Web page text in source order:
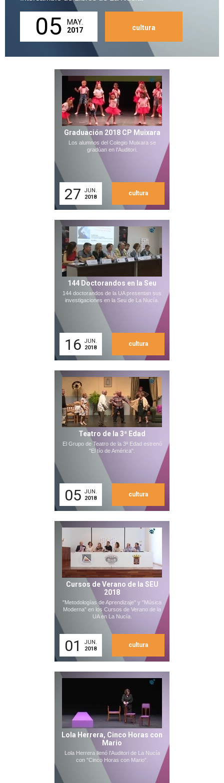
05
MAY.
2017
cultura
Graduación 2018 CP Muixara
Los alumnos del Colegio Muixara se
gradúan en l'Auditori.
27
JUN.
2018
cultura
144 Doctorandos en la Seu
144 doctorandos de la UA presentan sus
investigaciones en la Seu de La Nucía.
16 JUN.
2018
cultura
Teatro de la 3ª Edad
El Grupo de Teatro de la 3ª Edad estrenó
"El tío de América".
05 JUN.
2018
cultura
Cursos de Verano de la SEU
2018
"Metodologías de Aprendizaje" y "Música
Moderna" en los Cursos de Verano de la
UA en La Nucía.
01
JUN.
2018
cultura
Lola Herrera, Cinco Horas con
Mario
Lola Herrera llenó l'Auditori de La Nucía
con "Cinco Horas con Mario".